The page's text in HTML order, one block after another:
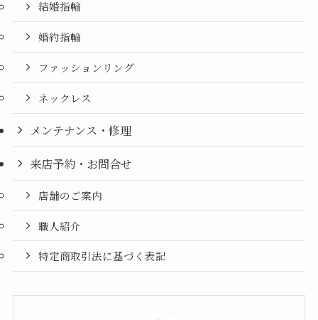
結婚指輪
婚約指輪
ファッションリング
ネックレス
メンテナンス・修理
来店予約・お問合せ
店舗のご案内
職人紹介
特定商取引法に基づく表記